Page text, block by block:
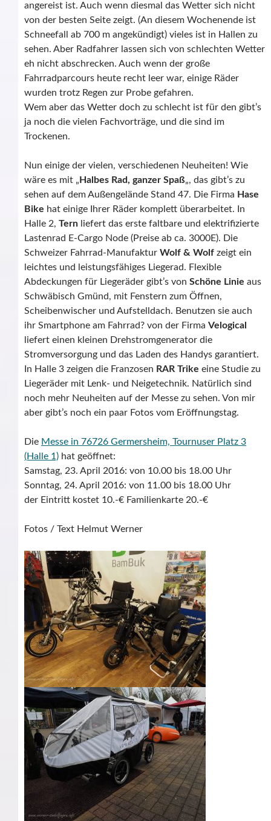
angereist ist. Auch wenn diesmal das Wetter sich nicht
von der besten Seite zeigt. (An diesem Wochenende ist
Schneefall ab 700 m angekündigt) vieles ist in Hallen zu
sehen. Aber Radfahrer lassen sich von schlechten Wetter
eh nicht abschrecken. Auch wenn der große
Fahrradparcours heute recht leer war, einige Räder
wurden trotz Regen zur Probe gefahren.
Wem aber das Wetter doch zu schlecht ist für den gibt’s
ja noch die vielen Fachvorträge, und die sind im
Trockenen.
Nun einige der vielen, verschiedenen Neuheiten! Wie
wäre es mit „ Halbes Rad, ganzer Spaß„, das gibt’s zu
sehen auf dem Außengelände Stand 47. Die Firma Hase
Bike hat einige Ihrer Räder komplett überarbeitet. In
Halle 2, Tern liefert das erste faltbare und elektrifizierte
Lastenrad E-Cargo Node (Preise ab ca. 3000E). Die
Schweizer Fahrrad-Manufaktur Wolf & Wolf zeigt ein
leichtes und leistungsfähiges Liegerad. Flexible
Abdeckungen für Liegeräder gibt’s von Schöne Linie aus
Schwäbisch Gmünd, mit Fenstern zum Öffnen,
Scheibenwischer und Aufstelldach. Benutzen sie auch
ihr Smartphone am Fahrrad? von der Firma Velogical
liefert einen kleinen Drehstromgenerator die
Stromversorgung und das Laden des Handys garantiert.
In Halle 3 zeigen die Franzosen RAR Trike eine Studie zu
Liegeräder mit Lenk- und Neigetechnik. Natürlich sind
noch mehr Neuheiten auf der Messe zu sehen. Von mir
aber gibt’s noch ein paar Fotos vom Eröffnungstag.
Die Messe in 76726 Germersheim, Tournuser Platz 3
(Halle 1) hat geöffnet:
Samstag, 23. April 2016: von 10.00 bis 18.00 Uhr
Sonntag, 24. April 2016: von 11.00 bis 18.00 Uhr
der Eintritt kostet 10.-€ Familienkarte 20.-€
Fotos / Text Helmut Werner